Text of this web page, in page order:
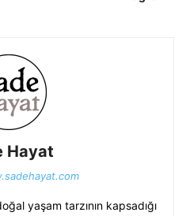
Hayat
yaşam tarzının kapsadığı